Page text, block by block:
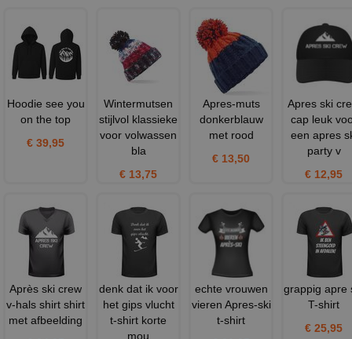
Hoodie see you
on the top
€ 39,95
Wintermutsen
stijlvol klassieke
voor volwassen
bla
€ 13,75
Apres-muts
donkerblauw
met rood
€ 13,50
Apres ski
cap leuk
een apres
party v
€ 12,95
Après ski crew
v-hals shirt shirt
met afbeelding
denk dat ik voor
het gips vlucht
t-shirt korte
mou
echte vrouwen
vieren Apres-ski
t-shirt
grappig apre
T-shirt
€ 25,95